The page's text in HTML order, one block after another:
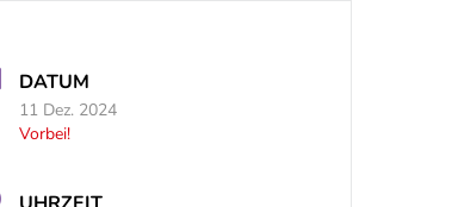
DATUM
11 Dez. 2024
Vorbei!